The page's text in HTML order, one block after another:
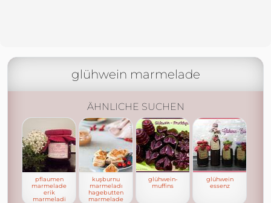
glühwein marmelade
ÄHNLICHE SUCHEN
pflaumen
marmelade
erik
marmeladi
kuşburnu
marmeladı
hagebutten
marmelade
glühwein-
muffins
glühwein
essenz